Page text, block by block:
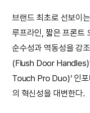
브랜드 최초로 선보이
루프라인, 짧은 프론트
순수성과 역동성을 강
(Flush Door
Touch Pro Duo)’ 인
의 혁신성을 대변한다.